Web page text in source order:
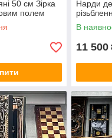
50 см Зірка
полем
Нарди
В
11 500